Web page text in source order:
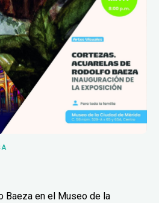
Baeza en el Museo de la